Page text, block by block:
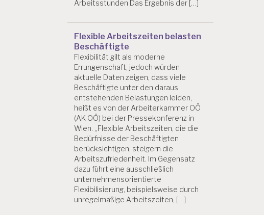
Arbeitsstunden Das Ergebnis der […]
Flexible Arbeitszeiten belasten
Beschäftigte
Flexibilität gilt als moderne
Errungenschaft, jedoch würden
aktuelle Daten zeigen, dass viele
Beschäftigte unter den daraus
entstehenden Belastungen leiden,
heißt es von der Arbeiterkammer OÖ
(AK OÖ) bei der Pressekonferenz in
Wien. „Flexible Arbeitszeiten, die die
Bedürfnisse der Beschäftigten
berücksichtigen, steigern die
Arbeitszufriedenheit. Im Gegensatz
dazu führt eine ausschließlich
unternehmensorientierte
Flexibilisierung, beispielsweise durch
unregelmäßige Arbeitszeiten, […]